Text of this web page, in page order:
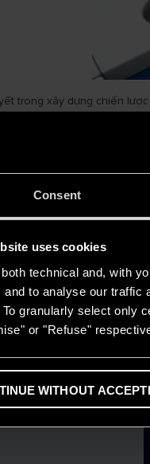
Consent
uses cookies
technical and, with
and to analyse our traffic
granularly select only
or "Refuse"
WITHOUT
trong xây dựng chiến
có cái nhìn toàn diện
nghệ tiên tiến nhằm giảm
lý chuỗi cung ứng và
giảm phát thải được cụ
Carbon thấp hơn và bền
cầu bắt buộc không chỉ
và 3 là cơ sở hết sức
phát triển bền vững
phần xây dựng tương